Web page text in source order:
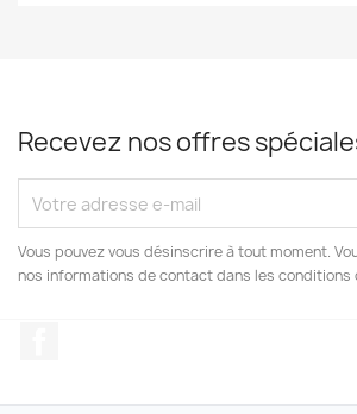
Recevez nos offres
Vous pouvez vous désinscrire à tout moment.
nos informations de contact dans les